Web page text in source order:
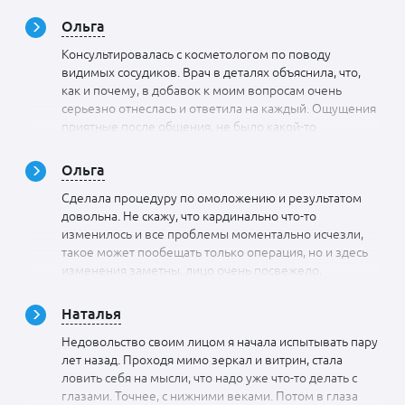
Ольга
Консультировалась с косметологом по поводу
видимых сосудиков. Врач в деталях объяснила, что,
как и почему, в добавок к моим вопросам очень
серьезно отнеслась и ответила на каждый. Ощущения
приятные после общения, не было какой-то
простая в общении, доброжелательная, приветливая
и видно, что она любимым делом занимается.
Спасибо за информативный и интересный прием.
Ольга
Сделала процедуру по омоложению и результатом
довольна. Не скажу, что кардинально что-то
изменилось и все проблемы моментально исчезли,
такое может пообещать только операция, но и здесь
изменения заметны, лицо очень посвежело,
и упругость появилась. Раньше кожа какой-то рыхлой
казалось, теперь такого ощущения нет, мне очень
нравится. Не пожалела, что доверила свое лицо
Ольге Дагиевне. У нее умелые ручки и доскональное
знание косметологии
Наталья
Недовольство своим лицом я начала испытывать пару
лет назад. Проходя мимо зеркал и витрин, стала
ловить себя на мысли, что надо уже что-то делать с
глазами. Точнее, с нижними веками. Потом в глаза